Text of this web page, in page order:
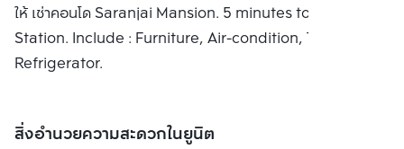
ให้ เช่าคอนโด Saranjai Mansion. 5 minutes to BTS Nana
Station. Include : Furniture, Air-condition, TV,
Refrigerator.
สิ่งอำนวยความสะดวกในยูนิต